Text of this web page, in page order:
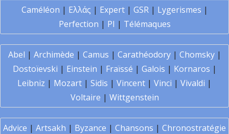
Caméléon | Ελλάς | Expert| GSR| Lygerismes |
Perfection | PI | Télémaques
Abel | Archimède | Camus | Carathéodory| Chomsky|
Dostoïevski | Einstein | Fraïssé | Galois | Kornaros |
Leibniz | Mozart | Sidis | Vincent | Vinci | Vivaldi |
Voltaire | Wittgenstein
Advice | Artsakh | Byzance | Chansons | Chronostratégie